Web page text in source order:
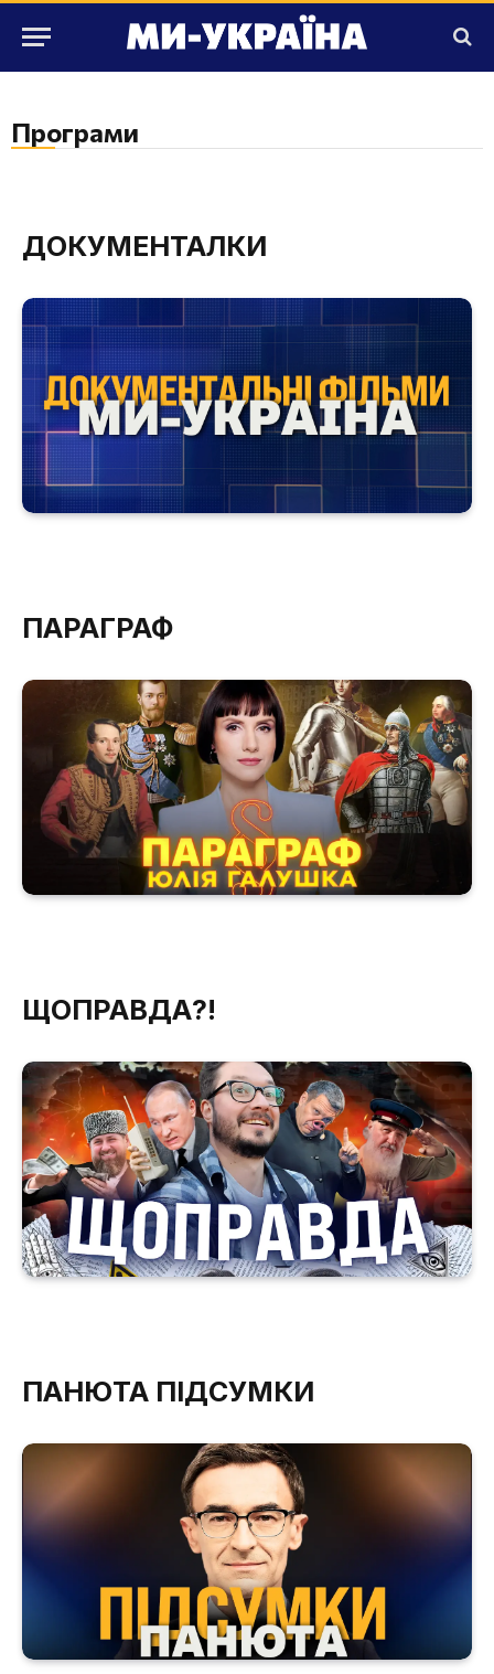
Програми
ДОКУМЕНТАЛКИ
ПАРАГРАФ
ЩОПРАВДА?!
ПАНЮТА ПІДСУМКИ